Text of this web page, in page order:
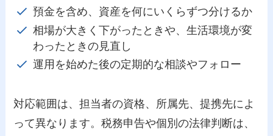
預金を含め、資産を何にいくらずつ分けるか
相場が大きく下がったときや、生活環境が変
わったときの見直し
運用を始めた後の定期的な相談やフォロー
対応範囲は、担当者の資格、所属先、提携先によ
って異なります。税務申告や個別の法律判断は、